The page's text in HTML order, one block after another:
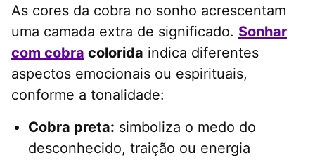
As cores da cobra no sonho acrescentam
uma camada extra de significado. Sonhar
com cobra colorida indica diferentes
aspectos emocionais ou espirituais,
conforme a tonalidade:
Cobra preta: simboliza o medo do
desconhecido, traição ou energia